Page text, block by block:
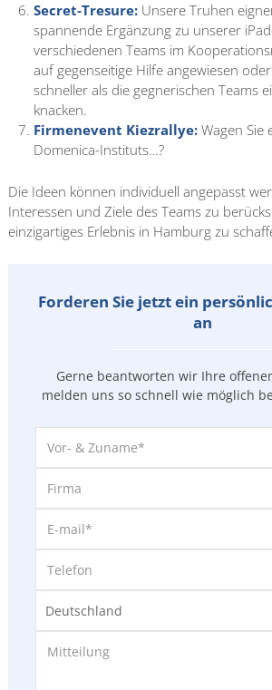
Secret-Tresure: Unsere Truhen
spannende Ergänzung zu unserer
verschiedenen Teams im
auf gegenseitige Hilfe angewiesen
schneller als die gegnerischen Teams
knacken.
Firmenevent Kiezrallye: Wagen Sie
Domenica-Instituts…?
Die Ideen können individuell angepasst
Interessen und Ziele des Teams zu
einzigartiges Erlebnis in Hamburg zu
Forderen Sie jetzt ein
an
Gerne beantworten wir Ihre
melden uns so schnell wie möglich